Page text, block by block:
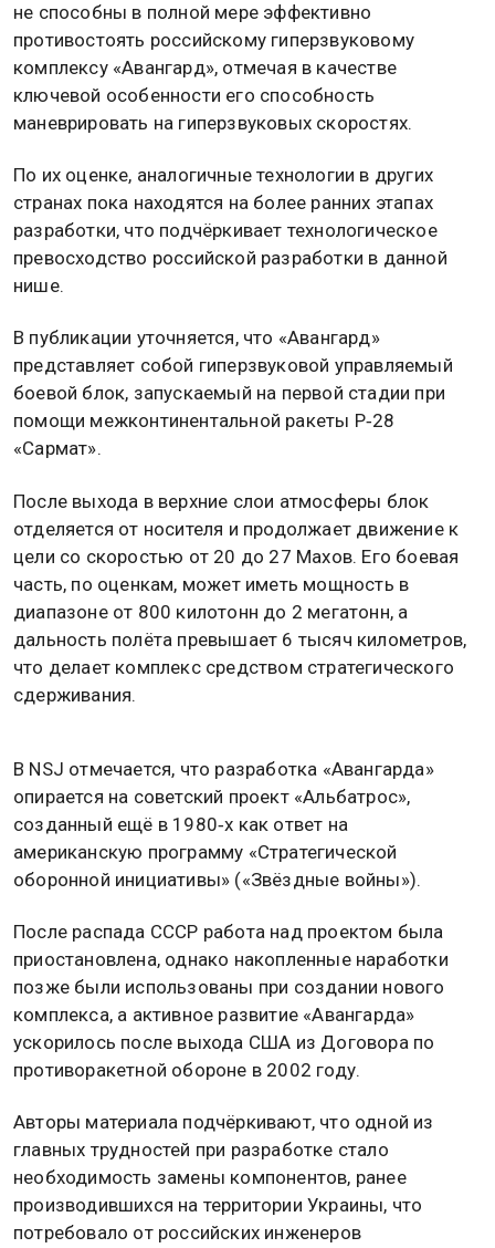
не способны в полной мере эффективно
противостоять российскому гиперзвуковому
комплексу «Авангард», отмечая в качестве
ключевой особенности его способность
маневрировать на гиперзвуковых скоростях.
По их оценке, аналогичные технологии в других
странах пока находятся на более ранних этапах
разработки, что подчёркивает технологическое
превосходство российской разработки в данной
нише.
В публикации уточняется, что «Авангард»
представляет собой гиперзвуковой управляемый
боевой блок, запускаемый на первой стадии при
помощи межконтинентальной ракеты Р‑28
«Сармат».
После выхода в верхние слои атмосферы блок
отделяется от носителя и продолжает движение к
цели со скоростью от 20 до 27 Махов. Его боевая
часть, по оценкам, может иметь мощность в
диапазоне от 800 килотонн до 2 мегатонн, а
дальность полёта превышает 6 тысяч километров,
что делает комплекс средством стратегического
сдерживания.
В NSJ отмечается, что разработка «Авангарда»
опирается на советский проект «Альбатрос»,
созданный ещё в 1980‑х как ответ на
американскую программу «Стратегической
оборонной инициативы» («Звёздные войны»).
После распада СССР работа над проектом была
приостановлена, однако накопленные наработки
позже были использованы при создании нового
комплекса, а активное развитие «Авангарда»
ускорилось после выхода США из Договора по
противоракетной обороне в 2002 году.
Авторы материала подчёркивают, что одной из
главных трудностей при разработке стало
необходимость замены компонентов, ранее
производившихся на территории Украины, что
потребовало от российских инженеров